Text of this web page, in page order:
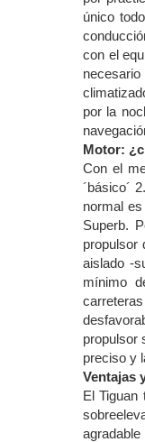
único
con el
por la
Motor:
Con el
´básico´
normal
Superb.
propulsor
aislado -
mínimo
propulsor
preciso y
Ventajas
El